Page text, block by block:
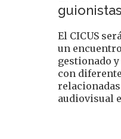
El CICUS
un
gestionado
con
audiovisual